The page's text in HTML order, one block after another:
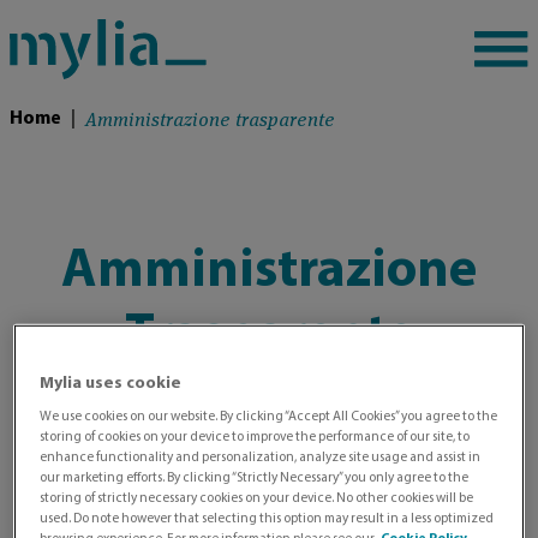
Home Amministrazione trasparente
Amministrazione
Trasparente
In questa sezione vengono messi a disposizione
degli utenti i dati e le informazioni previsti dal
D.Lgs. n. 33 del 14/03/2013 “Riordino della
Mylia uses cookie
We use cookies on our website. By clicking “Accept All Cookies” you agree to the
storing of cookies on your device to improve the performance of our site, to
enhance functionality and personalization, analyze site usage and assist in
our marketing efforts. By clicking “Strictly Necessary” you only agree to the
storing of strictly necessary cookies on your device. No other cookies will be
used. Do note however that selecting this option may result in a less optimized